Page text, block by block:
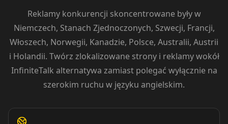
Reklamy konkurencji skoncentrowane były w
Niemczech, Stanach Zjednoczonych, Szwecji, Francji,
Włoszech, Norwegii, Kanadzie, Polsce, Australii, Austrii
i Holandii. Twórz zlokalizowane strony i reklamy wokół
InfiniteTalk alternatywa zamiast polegać wyłącznie na
szerokim ruchu w języku angielskim.